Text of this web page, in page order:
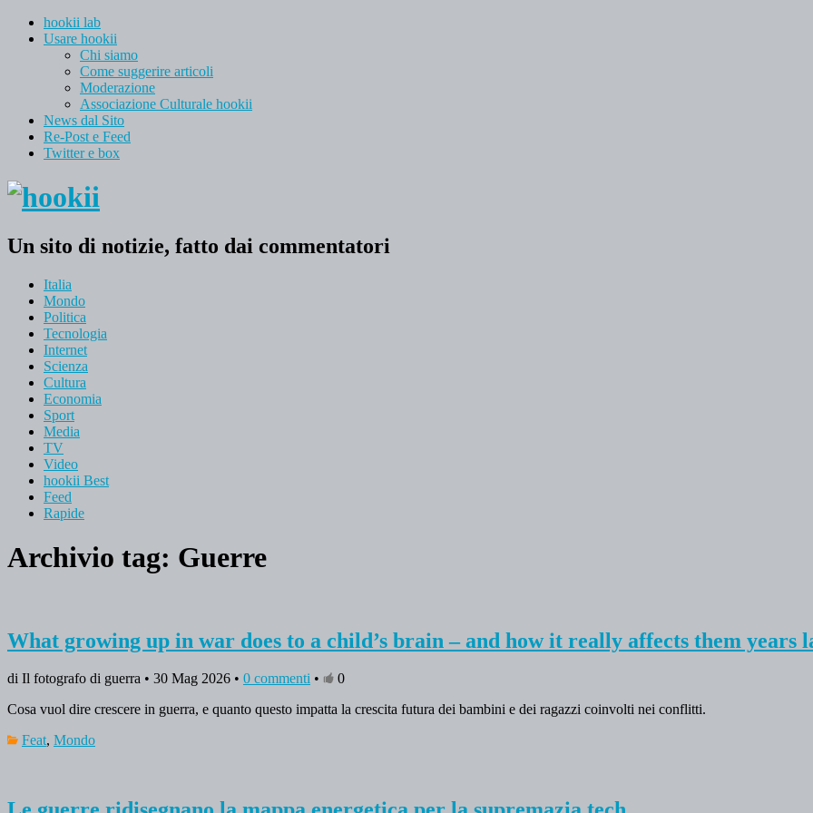
hookii lab
Usare hookii
Chi siamo
Come suggerire articoli
Moderazione
Associazione Culturale hookii
News dal Sito
Re-Post e Feed
Twitter e box
Un sito di notizie, fatto dai commentatori
Italia
Mondo
Politica
Tecnologia
Internet
Scienza
Cultura
Economia
Sport
Media
TV
Video
hookii Best
Feed
Rapide
Archivio tag: Guerre
What growing up in war does to a child’s brain – and how it really affects them years
di Il fotografo di guerra • 30 Mag 2026 • 0 commenti •
0
Cosa vuol dire crescere in guerra, e quanto questo impatta la crescita futura dei bambini e dei ragazzi coinvolti nei conflitti.
Feat, Mondo